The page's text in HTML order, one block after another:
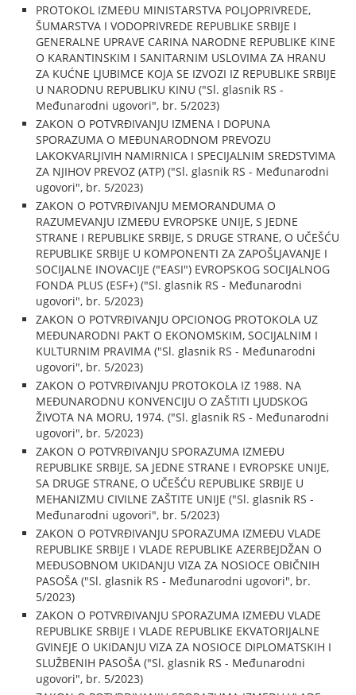
PROTOKOL IZMEĐU MINISTARSTVA POLJOPRIVREDE,
ŠUMARSTVA I VODOPRIVREDE REPUBLIKE SRBIJE I
GENERALNE UPRAVE CARINA NARODNE REPUBLIKE KINE
O KARANTINSKIM I SANITARNIM USLOVIMA ZA HRANU
ZA KUĆNE LJUBIMCE KOJA SE IZVOZI IZ REPUBLIKE SRBIJE
U NARODNU REPUBLIKU KINU ("Sl. glasnik RS -
Međunarodni ugovori", br. 5/2023)
ZAKON O POTVRĐIVANJU IZMENA I DOPUNA
SPORAZUMA O MEĐUNARODNOM PREVOZU
LAKOKVARLJIVIH NAMIRNICA I SPECIJALNIM SREDSTVIMA
ZA NJIHOV PREVOZ (ATP) ("Sl. glasnik RS - Međunarodni
ugovori", br. 5/2023)
ZAKON O POTVRĐIVANJU MEMORANDUMA O
RAZUMEVANJU IZMEĐU EVROPSKE UNIJE, S JEDNE
STRANE I REPUBLIKE SRBIJE, S DRUGE STRANE, O UČEŠĆU
REPUBLIKE SRBIJE U KOMPONENTI ZA ZAPOŠLJAVANJE I
SOCIJALNE INOVACIJE ("EASI") EVROPSKOG SOCIJALNOG
FONDA PLUS (ESF+) ("Sl. glasnik RS - Međunarodni
ugovori", br. 5/2023)
ZAKON O POTVRĐIVANJU OPCIONOG PROTOKOLA UZ
MEĐUNARODNI PAKT O EKONOMSKIM, SOCIJALNIM I
KULTURNIM PRAVIMA ("Sl. glasnik RS - Međunarodni
ugovori", br. 5/2023)
ZAKON O POTVRĐIVANJU PROTOKOLA IZ 1988. NA
MEĐUNARODNU KONVENCIJU O ZAŠTITI LJUDSKOG
ŽIVOTA NA MORU, 1974. ("Sl. glasnik RS - Međunarodni
ugovori", br. 5/2023)
ZAKON O POTVRĐIVANJU SPORAZUMA IZMEĐU
REPUBLIKE SRBIJE, SA JEDNE STRANE I EVROPSKE UNIJE,
SA DRUGE STRANE, O UČEŠĆU REPUBLIKE SRBIJE U
MEHANIZMU CIVILNE ZAŠTITE UNIJE ("Sl. glasnik RS -
Međunarodni ugovori", br. 5/2023)
ZAKON O POTVRĐIVANJU SPORAZUMA IZMEĐU VLADE
REPUBLIKE SRBIJE I VLADE REPUBLIKE AZERBEJDŽAN O
MEĐUSOBNOM UKIDANJU VIZA ZA NOSIOCE OBIČNIH
PASOŠA ("Sl. glasnik RS - Međunarodni ugovori", br.
5/2023)
ZAKON O POTVRĐIVANJU SPORAZUMA IZMEĐU VLADE
REPUBLIKE SRBIJE I VLADE REPUBLIKE EKVATORIJALNE
GVINEJE O UKIDANJU VIZA ZA NOSIOCE DIPLOMATSKIH I
SLUŽBENIH PASOŠA ("Sl. glasnik RS - Međunarodni
ugovori", br. 5/2023)